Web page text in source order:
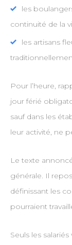
les
continuité de la
les artisans
Pour l’heure,
jour férié
sauf dans les
leur activité, ne
Le texte
générale. Il
définissant les
pourraient
Seuls les